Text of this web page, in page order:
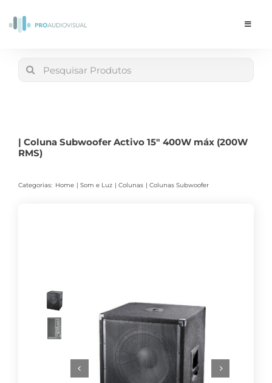
Toggle
Search
| Coluna Subwoofer Activo 15″ 400W máx (200W
RMS)
Categorias: Home Som e Luz Colunas Colunas Subwoofer